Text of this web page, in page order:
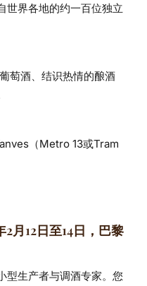
世界各地的约一百位独立
萄酒、结识热情的酿酒
（Metro 13或Tram
月12日至14日，巴黎
小型生产者与调酒专家。您